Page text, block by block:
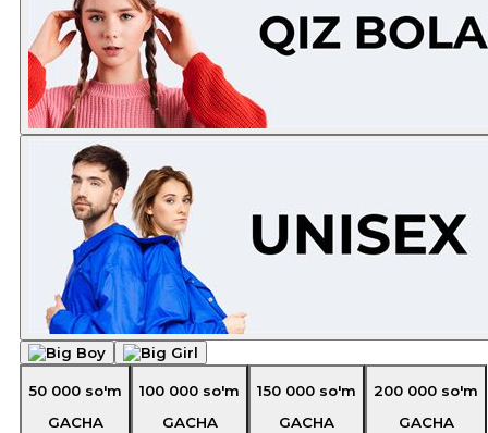
50 000 so'm
GACHA
100 000 so'm
GACHA
150 000 so'm
GACHA
200 000 so'm
GACHA